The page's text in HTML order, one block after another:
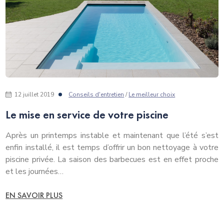
12 juillet 2019 Conseils d'entretien /Le meilleur choix
Le mise en service de votre piscine
Après un printemps instable et maintenant que l’été s’est
enfin installé, il est temps d’offrir un bon nettoyage à votre
piscine privée. La saison des barbecues est en effet proche
et les journées…
EN SAVOIR PLUS